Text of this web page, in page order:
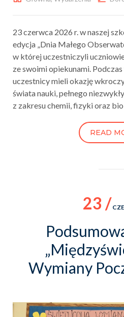
23 czerwca 2026 r. w naszej
edycja „Dnia Małego
w której uczestniczyli
ze swoimi opiekunami.
uczestnicy mieli okazję
świata nauki, pełnego
z zakresu chemii, fizyki oraz
READ
23 /
Wymiany